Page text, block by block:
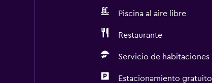
Piscina al aire libre
Restaurante
Servicio de habitaciones
Estacionamiento gratuito